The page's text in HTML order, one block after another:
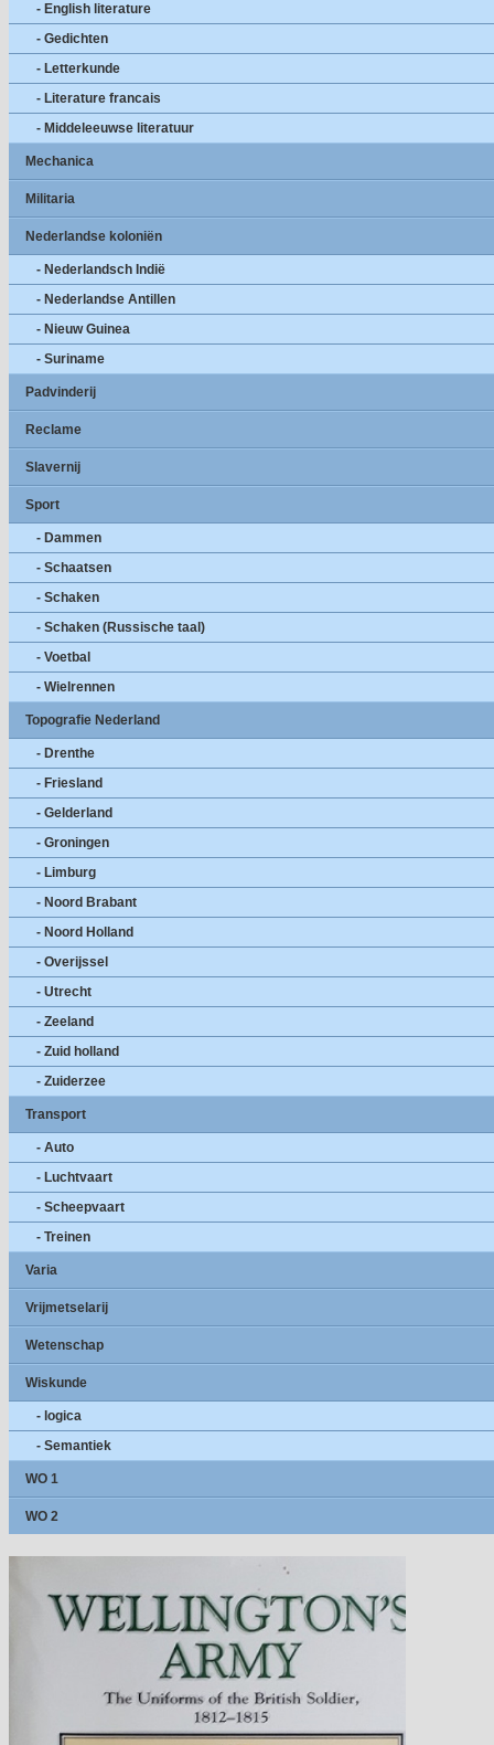
- English literature
- Gedichten
- Letterkunde
- Literature francais
- Middeleeuwse literatuur
Mechanica
Militaria
Nederlandse koloniën
- Nederlandsch Indië
- Nederlandse Antillen
- Nieuw Guinea
- Suriname
Padvinderij
Reclame
Slavernij
Sport
- Dammen
- Schaatsen
- Schaken
- Schaken (Russische taal)
- Voetbal
- Wielrennen
Topografie Nederland
- Drenthe
- Friesland
- Gelderland
- Groningen
- Limburg
- Noord Brabant
- Noord Holland
- Overijssel
- Utrecht
- Zeeland
- Zuid holland
- Zuiderzee
Transport
- Auto
- Luchtvaart
- Scheepvaart
- Treinen
Varia
Vrijmetselarij
Wetenschap
Wiskunde
- logica
- Semantiek
WO 1
WO 2